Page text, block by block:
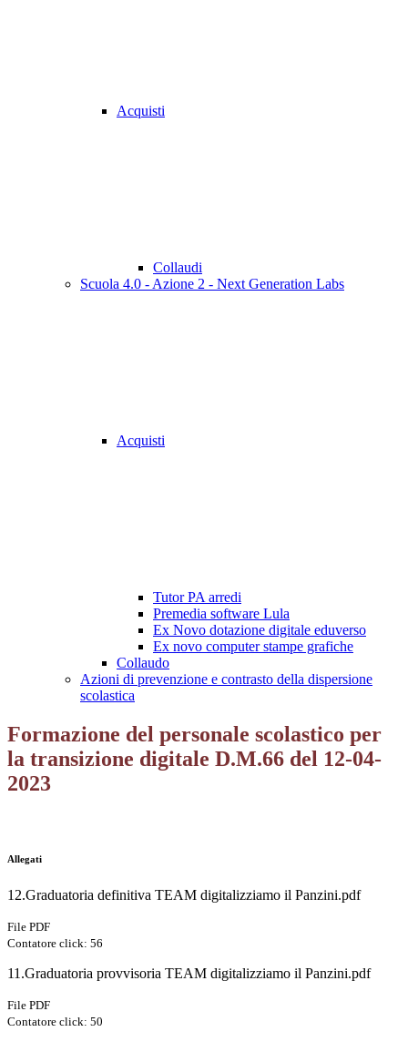
Acquisti
Collaudi
Scuola 4.0 - Azione 2 - Next Generation Labs
Acquisti
Tutor PA arredi
Premedia software Lula
Ex Novo dotazione digitale eduverso
Ex novo computer stampe grafiche
Collaudo
Azioni di prevenzione e contrasto della dispersione
scolastica
Formazione del personale scolastico per
la transizione digitale D.M.66 del 12-04-
2023
Allegati
12.Graduatoria definitiva TEAM digitalizziamo il Panzini.pdf
File PDF
Contatore click: 56
11.Graduatoria provvisoria TEAM digitalizziamo il Panzini.pdf
File PDF
Contatore click: 50